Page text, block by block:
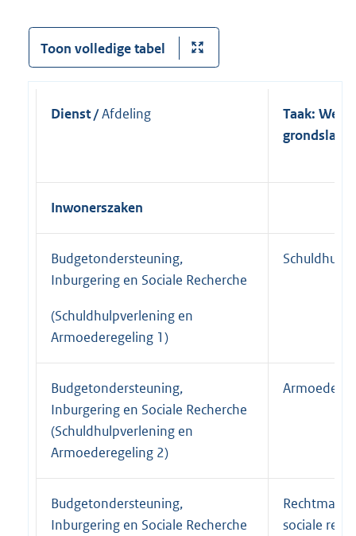
Toon volledige tabel
Dienst /Afdeling
Taak:
grondslag
Inwonerszaken
Budgetondersteuning,
Inburgering en Sociale Recherche
(Schuldhulpverlening en
Armoederegeling 1)
Budgetondersteuning,
Inburgering en Sociale Recherche
(Schuldhulpverlening en
Armoederegeling 2)
Budgetondersteuning,
Inburgering en Sociale Recherche
sociale